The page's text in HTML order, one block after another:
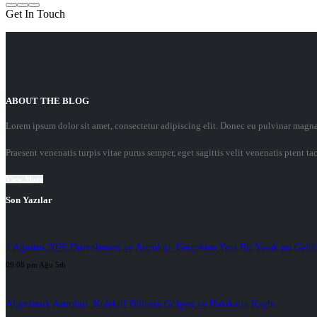
Get In Touch
ABOUT THE BLOG
Lorem ipsum dolor sit amet, consectetur adipiscing elit. Donec eu pulvinar magna
Praesent venenatis turpis vitae purus semper, eget sagittis velit venenatis ptent
Son Yazılar
1 Ağustos 2026 Düzenlemesi ve Astroloji: Gerçekten Yeni Bir Yasak mı
09:08 pm Ağu 5th
Algoritmik Astroloji: Kolektif Bilincin Gölgesi ve Hakikatin Kaybı